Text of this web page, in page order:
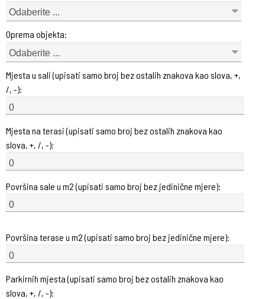
Odaberite ...
Oprema objekta:
Odaberite ...
Mjesta u sali (upisati samo broj bez ostalih znakova kao slova, +,
/, -):
Mjesta na terasi (upisati samo broj bez ostalih znakova kao
slova, +, /, -):
Površina sale u m2 (upisati samo broj bez jedinične mjere):
Površina terase u m2 (upisati samo broj bez jedinične mjere):
Parkirnih mjesta (upisati samo broj bez ostalih znakova kao
slova, +, /, -):